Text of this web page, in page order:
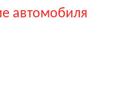
автомобиля